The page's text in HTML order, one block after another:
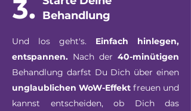
3. Behandlung
Und los geht's. Einfach hinlegen,
entspannen. Nach der 40-minütigen
Behandlung darfst Du Dich über einen
unglaublichen WoW-Effekt freuen und
kannst entscheiden, ob Dich das